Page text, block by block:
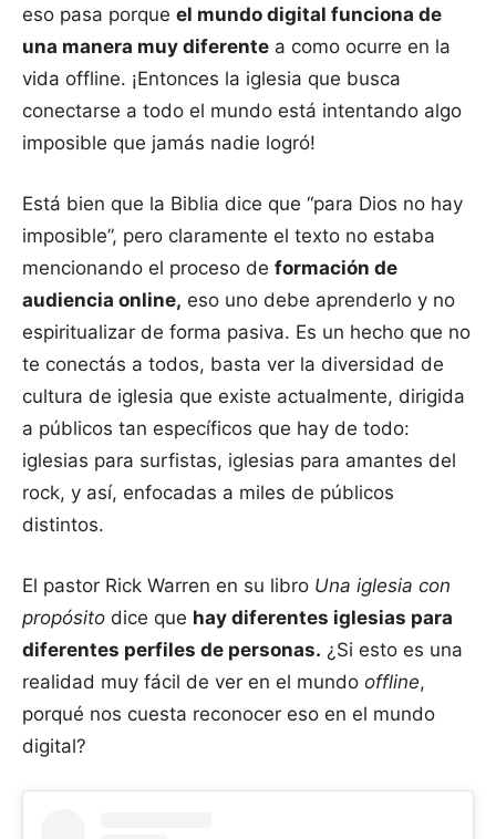
eso pasa porque el mundo digital funciona de
una manera muy diferente a como ocurre en la
vida offline. ¡Entonces la iglesia que busca
conectarse a todo el mundo está intentando algo
imposible que jamás nadie logró!
Está bien que la Biblia dice que “para Dios no hay
imposible”, pero claramente el texto no estaba
mencionando el proceso de formación de
audiencia online, eso uno debe aprenderlo y no
espiritualizar de forma pasiva. Es un hecho que no
te conectás a todos, basta ver la diversidad de
cultura de iglesia que existe actualmente, dirigida
a públicos tan específicos que hay de todo:
iglesias para surfistas, iglesias para amantes del
rock, y así, enfocadas a miles de públicos
distintos.
El pastor Rick Warren en su libro Una iglesia con
propósito dice que hay diferentes iglesias para
diferentes perfiles de personas. ¿Si esto es una
realidad muy fácil de ver en el mundo offline,
porqué nos cuesta reconocer eso en el mundo
digital?